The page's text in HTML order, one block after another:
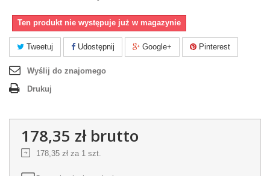
Ten produkt nie występuje już w magazynie
Tweetuj Udostępnij Google+ Pinterest
Wyślij do znajomego
Drukuj
178,35 złbrutto
178,35 zł za 1 szt.